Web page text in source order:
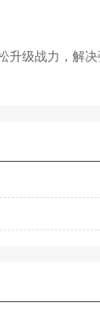
级战力，解